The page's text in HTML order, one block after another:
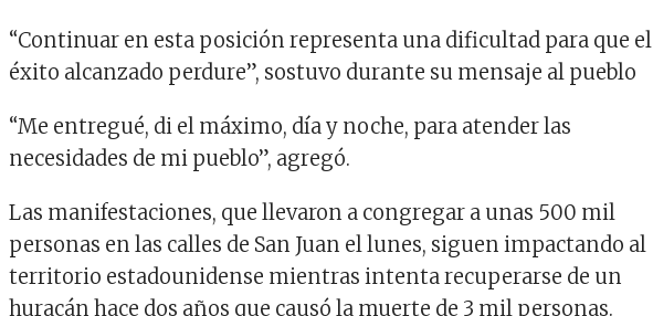
“Continuar en esta posición representa una dificultad para que el
éxito alcanzado perdure”, sostuvo durante su mensaje al pueblo
“Me entregué, di el máximo, día y noche, para atender las
necesidades de mi pueblo”, agregó.
Las manifestaciones, que llevaron a congregar a unas 500 mil
personas en las calles de San Juan el lunes, siguen impactando al
territorio estadounidense mientras intenta recuperarse de un
huracán hace dos años que causó la muerte de 3 mil personas.